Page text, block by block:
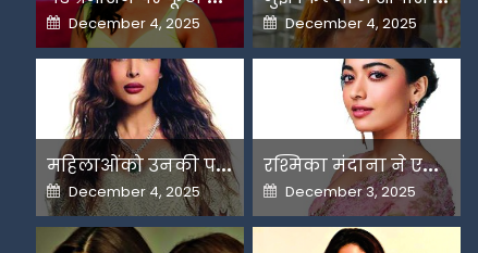
Posted
on
December 4, 2025 Posted
on
December 4, 2025
म
हिलाओंको उनकी पसंद के लिए उन्हें जज किया जाता है-मलाइका
Posted
on
December 4, 2025
र
श्मिका मंदाना ने एआई के बढ़ते दुरुपयोग पर जतायी नाराजगी
Posted
on
December 3, 2025